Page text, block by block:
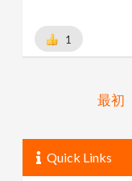
1
最初
Quick Links